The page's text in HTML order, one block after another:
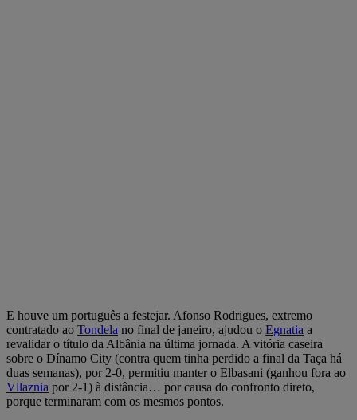
E houve um português a festejar. Afonso Rodrigues, extremo
contratado ao Tondela no final de janeiro, ajudou o Egnatia a
revalidar o título da Albânia na última jornada. A vitória caseira
sobre o Dínamo City (contra quem tinha perdido a final da Taça há
duas semanas), por 2-0, permitiu manter o Elbasani (ganhou fora ao
Vllaznia por 2-1) à distância… por causa do confronto direto,
porque terminaram com os mesmos pontos.